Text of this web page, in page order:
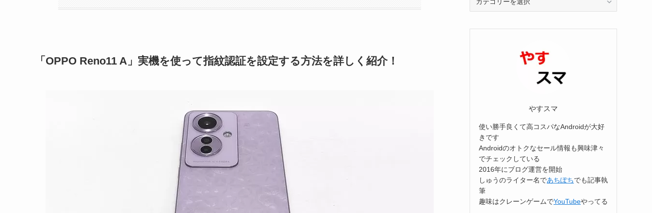
「OPPO Reno11 A」実機を使って指紋認証を設定する方法を詳しく紹介！
リ
やすスマ
使い勝手良くて高コスパなAndroidが大好
きです
Androidのオトクなセール情報も興味津々
でチェックしている
2016年にブログ運営を開始
しゅうのライター名であちぽちでも記事執
筆
趣味はクレーンゲームでYouTubeやってる